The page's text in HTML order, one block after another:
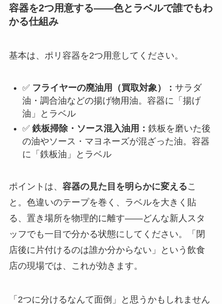
容器を2つ用意する——色とラベルで誰でもわ
かる仕組み
基本は、ポリ容器を2つ用意してください。
✅ フライヤーの廃油用（買取対象）： サラダ
油・調合油などの揚げ物用油。容器に「揚げ
油」とラベル
✅ 鉄板掃除・ソース混入油用： 鉄板を磨いた後
の油やソース・マヨネーズが混ざった油。容器
に「鉄板油」とラベル
ポイントは、 容器の見た目を明らかに変えるこ
と。色違いのテープを巻く、ラベルを大きく貼
る、置き場所を物理的に離す——どんな新人スタ
ッフでも一目で分かる状態にしてください。「閉
店後に片付けるのは誰か分からない」という飲食
店の現場では、これが効きます。
「2つに分けるなんて面倒」と思うかもしれません